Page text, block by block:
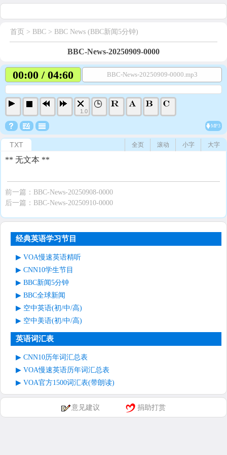
首页 > BBC > BBC News (BBC新闻5分钟)
BBC-News-20250909-0000
00:00 / 04:60 BBC-News-20250909-0000.mp3
1.0
MP3
TXT 大字
小字
滚动
全页
** 无文本 **
前一篇： BBC-News-20250908-0000
后一篇： BBC-News-20250910-0000
经典英语学习节目
VOA慢速英语精听
CNN10学生节目
BBC新闻5分钟
BBC全球新闻
空中英语(初/中/高)
空中美语(初/中/高)
英语词汇表
CNN10历年词汇总表
VOA慢速英语历年词汇总表
VOA官方1500词汇表(带朗读)
意见建议 捐助打赏